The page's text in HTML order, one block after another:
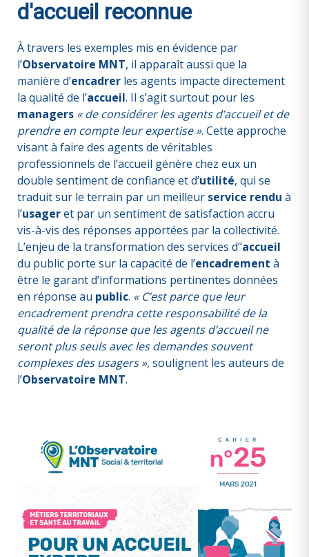
d'accueil reconnue
À travers les exemples mis en évidence par
l’Observatoire MNT, il apparaît aussi que la
manière d’encadrer les agents impacte directement
la qualité de l’accueil. Il s’agit surtout pour les
managers « de considérer les agents d’accueil et de
prendre en compte leur expertise ». Cette approche
visant à faire des agents de véritables
professionnels de l’accueil génère chez eux un
double sentiment de confiance et d’utilité, qui se
traduit sur le terrain par un meilleur service rendu à
l’usageret par un sentiment de satisfaction accru
vis-à-vis des réponses apportées par la collectivité.
L’enjeu de la transformation des services d’’accueil
du public porte sur la capacité de l’encadrement à
être le garant d’informations pertinentes données
en réponse au public. « C’est parce que leur
encadrement prendra cette responsabilité de la
qualité de la réponse que les agents d’accueil ne
seront plus seuls avec les demandes souvent
complexes des usagers », soulignent les auteurs de
l’Observatoire MNT.